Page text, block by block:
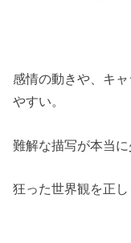
感情の動きや、キ
やすい。
難解な描写が本当
狂った世界観を正